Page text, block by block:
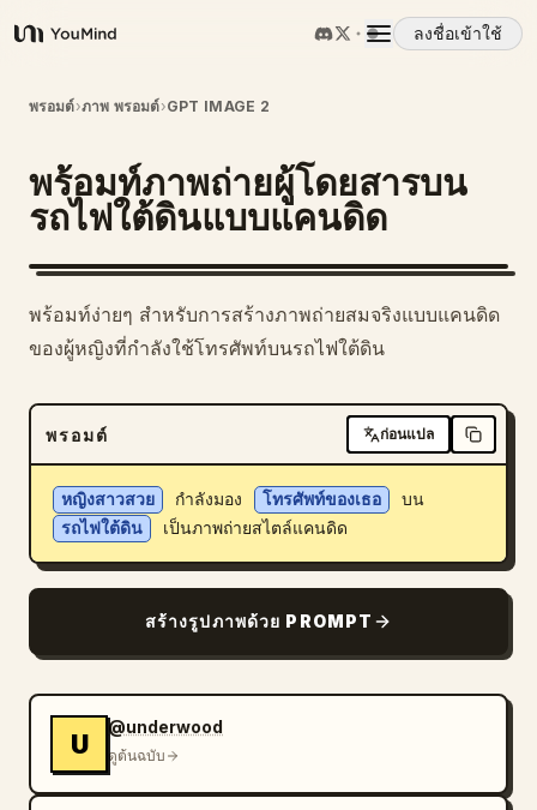
YouMind
ลงชื่อเข้าใช้
ภาพรวม
กรณีการใช้งาน
ทักษะ
พรอมต์
ราคา
ดาวน์โหลด
บล็อก
อัปเดต
พรอมต์›ภาพ พรอมต์›GPT IMAGE 2
พร้อมท์ภาพถ่ายผู้โดยสารบน
รถไฟใต้ดินแบบแคนดิด
พร้อมท์ง่ายๆ สำหรับการสร้างภาพถ่ายสมจริงแบบแคนดิด
ของผู้หญิงที่กำลังใช้โทรศัพท์บนรถไฟใต้ดิน
พรอมต์ ก่อนแปล
หญิงสาวสวย กำลังมอง โทรศัพท์ของเธอ
บน
รถไฟใต้ดิน
เป็นภาพถ่ายสไตล์แคนดิด
สร้างรูปภาพด้วย PROMPT
U
@underwood
ดูต้นฉบับ